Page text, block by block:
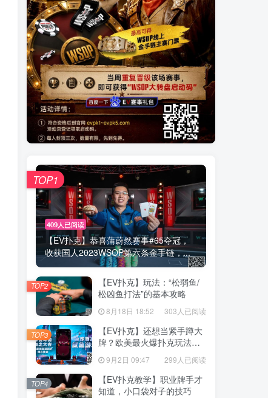
409人已阅读
【EV扑克】恭喜蒲蔚然赛事#65夺冠，
收获国人2023WSOP第六条金手链，...
TOP1
【EV扑克】玩法：“松弱鱼/
松凶鱼打法”的基本攻略
8月18日 18:52 303人已阅读
TOP2
【EV扑克】还想当紧手蹲大
牌？欧美最火爆扑克玩法
《鱿鱼游戏》不给你机会
9月2日 09:47 299人已阅读
TOP3
【EV扑克教学】职业牌手才
知道，小口袋对子的技巧
TOP4